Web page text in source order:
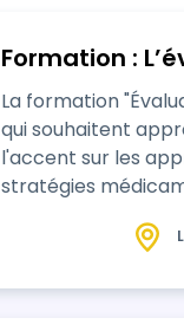
Formation :
La formation
qui souhaitent
l'accent sur les
stratégies